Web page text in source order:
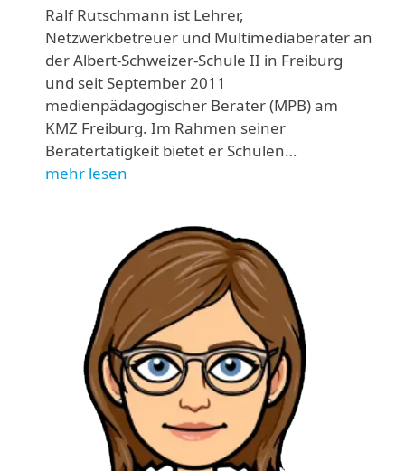
Ralf Rutschmann ist Lehrer,
Netzwerkbetreuer und Multimediaberater an
der Albert-Schweizer-Schule II in Freiburg
und seit September 2011
medienpädagogischer Berater (MPB) am
KMZ Freiburg. Im Rahmen seiner
Beratertätigkeit bietet er Schulen…
mehr lesen